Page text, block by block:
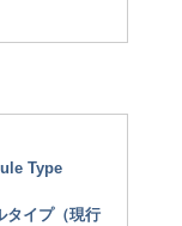
Type
タイプ（現行